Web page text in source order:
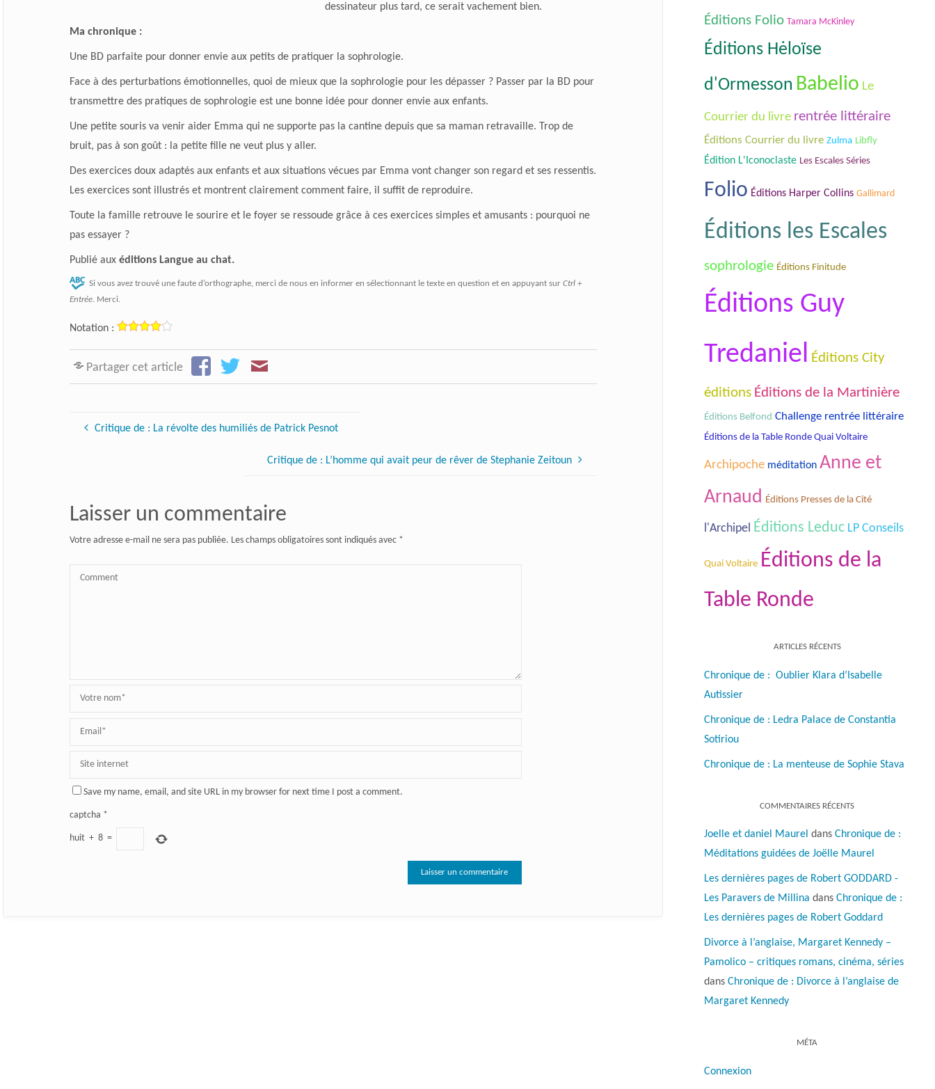
dessinateur plus tard, ce serait vachement bien.
Ma chronique :
Une BD parfaite pour donner envie aux petits de pratiquer la sophrologie.
Face à des perturbations émotionnelles, quoi de mieux que la sophrologie pour les dépasser ? Passer par la BD pour
transmettre des pratiques de sophrologie est une bonne idée pour donner envie aux enfants.
Une petite souris va venir aider Emma qui ne supporte pas la cantine depuis que sa maman retravaille. Trop de
bruit, pas à son goût : la petite fille ne veut plus y aller.
Des exercices doux adaptés aux enfants et aux situations vécues par Emma vont changer son regard et ses ressentis.
Les exercices sont illustrés et montrent clairement comment faire, il suffit de reproduire.
Toute la famille retrouve le sourire et le foyer se ressoude grâce à ces exercices simples et amusants : pourquoi ne
pas essayer ?
Publié aux éditions Langue au chat.
Si vous avez trouvé une faute d’orthographe, merci de nous en informer en sélectionnant le texte en question et en appuyant sur Ctrl +
Entrée. Merci.
Notation :
Partager cet article
Critique de : La révolte des humiliés de Patrick Pesnot
Critique de : L’homme qui avait peur de rêver de Stephanie Zeitoun
Laisser un commentaire
Votre adresse e-mail ne sera pas publiée. Les champs obligatoires sont indiqués avec *
Save my name, email, and site URL in my browser for next time I post a comment.
captcha *
huit + 8 =
Éditions Folio Tamara McKinley
Éditions Hėloïse
d'Ormesson Babelio Le
Courrier du livre rentrée littéraire
Éditions Courrier du livre Zulma Libfly
Édition L'Iconoclaste Les Escales Séries
Folio Éditions Harper Collins Gallimard
Éditions les Escales
sophrologie Éditions Finitude
Éditions Guy
Tredaniel Éditions City
éditions Éditions de la Martinière
Éditions Belfond Challenge rentrée littéraire
Éditions de la Table Ronde Quai Voltaire
Archipoche méditation Anne et
Arnaud Éditions Presses de la Cité
l'Archipel Éditions Leduc LP Conseils
Quai Voltaire Éditions de la
Table Ronde
ARTICLES RÉCENTS
Chronique de : Oublier Klara d’Isabelle
Autissier
Chronique de : Ledra Palace de Constantia
Sotiriou
Chronique de : La menteuse de Sophie Stava
COMMENTAIRES RÉCENTS
Joelle et daniel Maurel dans Chronique de :
Méditations guidées de Joëlle Maurel
Les dernières pages de Robert GODDARD -
Les Paravers de Millina dans Chronique de :
Les dernières pages de Robert Goddard
Divorce à l’anglaise, Margaret Kennedy –
Pamolico – critiques romans, cinéma, séries
dans Chronique de : Divorce à l’anglaise de
Margaret Kennedy
MÉTA
Connexion